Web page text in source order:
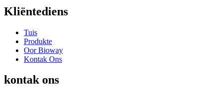
Kliëntediens
Tuis
Produkte
Oor Bioway
Kontak Ons
kontak ons